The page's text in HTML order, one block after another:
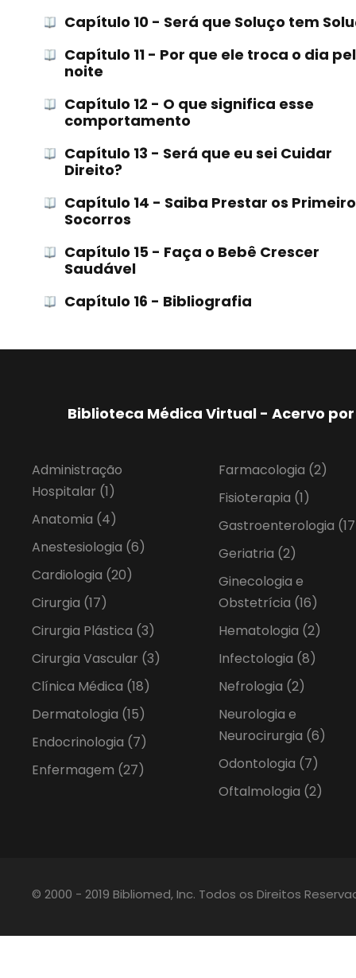
Capítulo 10 - Será que Soluço tem
Capítulo 11 - Por que ele troca o dia
noite
Capítulo 12 - O que significa esse
comportamento
Capítulo 13 - Será que eu sei Cuidar
Direito?
Capítulo 14 - Saiba Prestar os
Socorros
Capítulo 15 - Faça o Bebê Crescer
Saudável
Capítulo 16 - Bibliografia
Biblioteca Médica Virtual - Acervo
Administração
Hospitalar (1)
Anatomia (4)
Anestesiologia (6)
Cardiologia (20)
Cirurgia (17)
Cirurgia Plástica (3)
Cirurgia Vascular (3)
Clínica Médica (18)
Dermatologia (15)
Endocrinologia (7)
Enfermagem (27)
Farmacologia (2)
Fisioterapia (1)
Gastroenterologia
Geriatria (2)
Ginecologia e
Obstetrícia (16)
Hematologia (2)
Infectologia (8)
Nefrologia (2)
Neurologia e
Neurocirurgia (6)
Odontologia (7)
Oftalmologia (2)
© 2000 - 2019 Bibliomed, Inc. Todos os Direitos